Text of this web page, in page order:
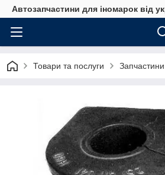
Автозапчастини для іномарок від
Товари та послуги